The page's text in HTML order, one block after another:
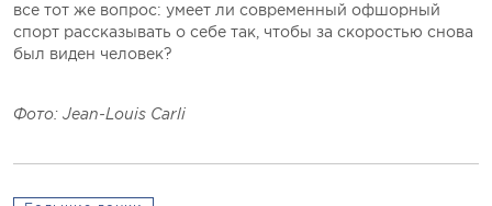
все тот же вопрос: умеет ли современный офшорный
спорт рассказывать о себе так, чтобы за скоростью снова
был виден человек?
Фото: Jean-Louis Carli